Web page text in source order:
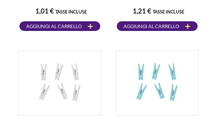
1,01 € TASSE INCLUSE
AGGIUNGI AL CARRELLO
1,21 € TASSE INCLUSE
AGGIUNGI AL CARRELLO